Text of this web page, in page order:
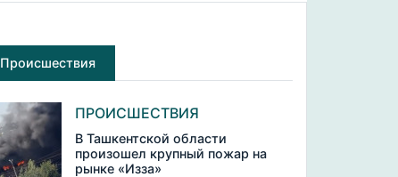
Происшествия
ПРОИСШЕСТВИЯ
В Ташкентской области
произошел крупный пожар на
рынке «Изза»